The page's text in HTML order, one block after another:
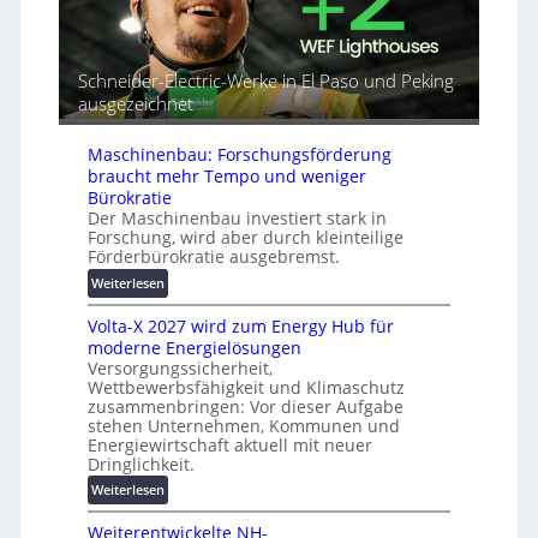
u
t
o
m
a
t
s
i
e
r
u
n
g
s
l
ö
s
u
n
g
e
n
a
l
r
e
i
h
e
d
e
G
e
r
t
s
c
h
u
t
z
u
n
d
d
i
g
i
t
a
Schneider-Electric-Werke in El Paso und Peking
ausgezeichnet
Maschinenbau: Forschungsförderung
braucht mehr Tempo und weniger
Bürokratie
Der Maschinenbau investiert stark in
Forschung, wird aber durch kleinteilige
Förderbürokratie ausgebremst.
Weiterlesen:
M
a
s
c
h
i
n
e
n
b
a
Volta-X 2027 wird zum Energy Hub für
moderne Energielösungen
Versorgungssicherheit,
Wettbewerbsfähigkeit und Klimaschutz
zusammenbringen: Vor dieser Aufgabe
stehen Unternehmen, Kommunen und
Energiewirtschaft aktuell mit neuer
Dringlichkeit.
Weiterlesen:
V
o
Weiterentwickelte NH-